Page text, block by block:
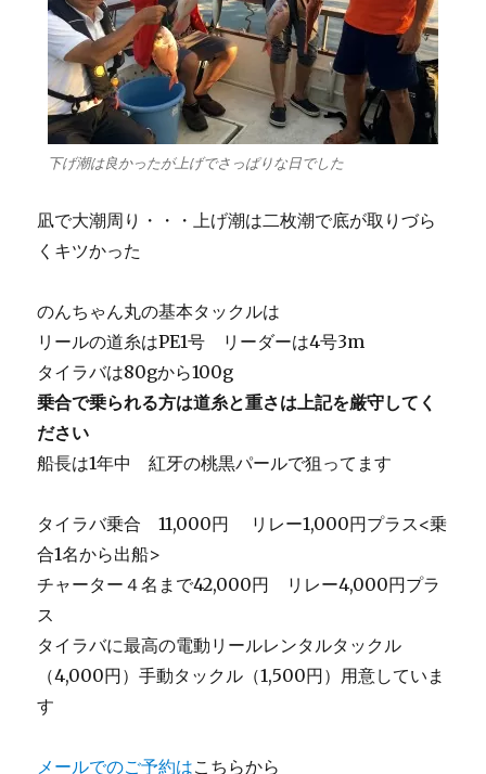
下げ潮は良かったが上げでさっぱりな日でした
凪で大潮周り・・・上げ潮は二枚潮で底が取りづら
くキツかった
のんちゃん丸の基本タックルは
リールの道糸はPE1号 リーダーは4号3m
タイラバは80gから100g
乗合で乗られる方は道糸と重さは上記を厳守してく
ださい
船長は1年中 紅牙の桃黒パールで狙ってます
タイラバ乗合 11,000円 リレー1,000円プラス<乗
合1名から出船>
チャーター４名まで42,000円 リレー4,000円プラ
ス
タイラバに最高の電動リールレンタルタックル
（4,000円）手動タックル（1,500円）用意していま
す
メールでのご予約はこちらから